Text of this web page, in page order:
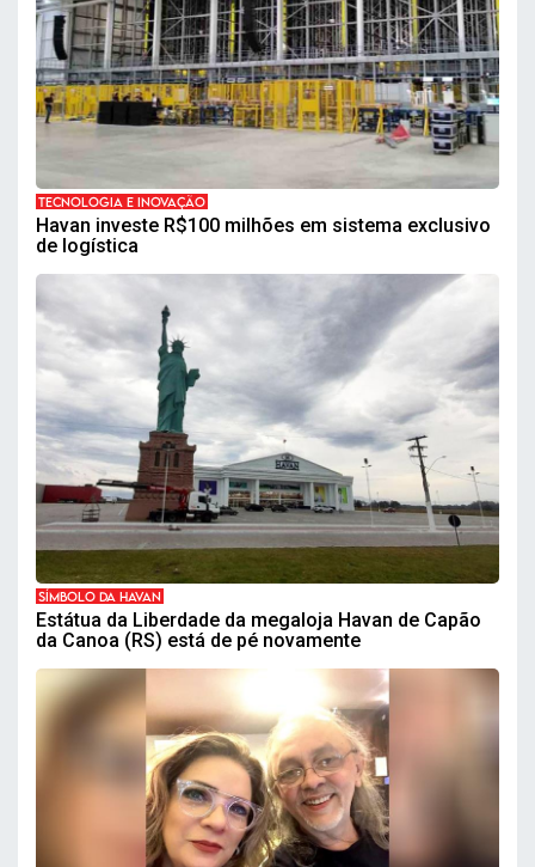
TECNOLOGIA E INOVAÇÃO
Havan investe R$100 milhões em sistema exclusivo
de logística
SÍMBOLO DA HAVAN
Estátua da Liberdade da megaloja Havan de Capão
da Canoa (RS) está de pé novamente